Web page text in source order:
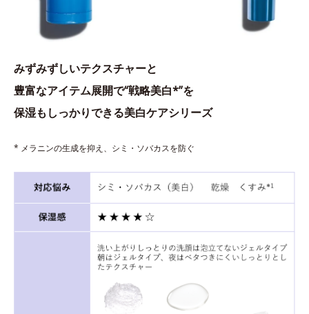
みずみずしいテクスチャーと
豊富なアイテム展開で“戦略美白*”を
保湿もしっかりできる美白ケアシリーズ
* メラニンの生成を抑え、シミ・ソバカスを防ぐ